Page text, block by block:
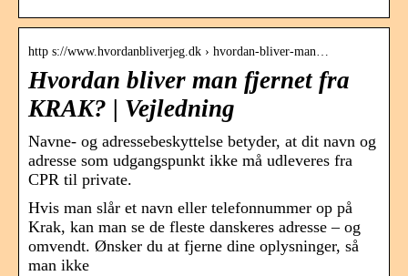
http s://www.hvordanbliverjeg.dk › hvordan-bliver-man…
Hvordan bliver man fjernet fra
KRAK? | Vejledning
Navne- og adressebeskyttelse betyder, at dit navn og
adresse som udgangspunkt ikke må udleveres fra
CPR til private.
Hvis man slår et navn eller telefonnummer op på
Krak, kan man se de fleste danskeres adresse – og
omvendt. Ønsker du at fjerne dine oplysninger, så
man ikke